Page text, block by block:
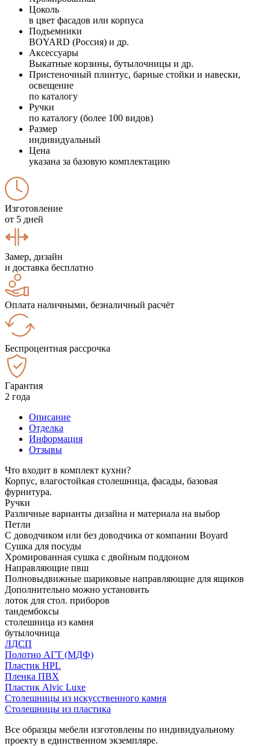
Цоколь
в цвет фасадов или корпуса
Подъемники
BOYARD (Россия) и др.
Аксессуары
Выкатные корзины, бутылочницы и др.
Пристеночный плинтус, барные стойки и навески,
освещение
по каталогу
Ручки
по каталогу (более 100 видов)
Размер
индивидуальный
Цена
указана за базовую комплектацию
Изготовление
от 5 дней
Замер, дизайн
и доставка бесплатно
Оплата наличными, безналичный расчёт
Беспроцентная рассрочка
Гарантия
2 года
Описание
Отделка
Информация
Отзывы
Что входит в комплект кухни?
Корпус, влагостойкая столешница, фасады, базовая
фурнитура.
Ручки
Различные варианты дизайна и материала на выбор
Петли
С доводчиком или без доводчика от компании Boyard
Сушка для посуды
Хромированная сушка с двойным поддоном
Направляющие пвш
Полновыдвижные шариковые направляющие для ящиков
Дополнительно можно установить
лоток для стол. приборов
тандембоксы
столешница из камня
бутылочница
ЛДСП
Полотно АГТ (МДФ)
Пластик HPL
Пленка ПВХ
Пластик Alvic Luxe
Столешницы из искусственного камня
Столешницы из пластика
Все образцы мебели изготовлены по индивидуальному
проекту в единственном экземпляре.